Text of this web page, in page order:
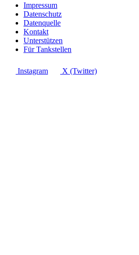
Impressum
Datenschutz
Datenquelle
Kontakt
Unterstützen
Für Tankstellen
Instagram X (Twitter)